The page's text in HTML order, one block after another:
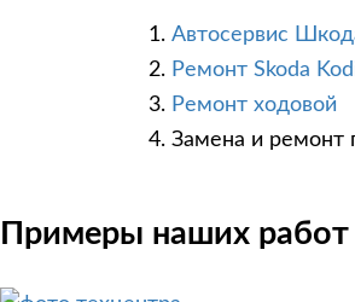
Автосервис
Ремонт Skoda
Ремонт ходовой
Замена и ремонт
Примеры наших работ